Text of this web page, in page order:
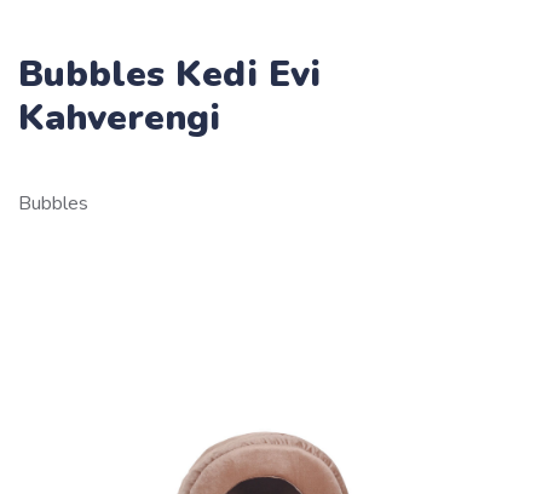
Bubbles Kedi Evi
Kahverengi
Bubbles